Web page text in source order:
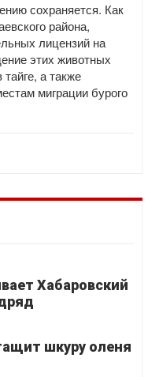
сохраняется. Как
района,
лицензий на
этих животных
а также
миграции бурого
Хабаровский
шкуру оленя